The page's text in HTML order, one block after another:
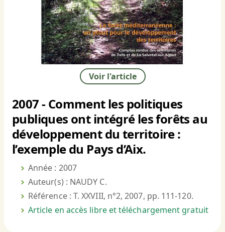
Voir l'article
2007 - Comment les politiques
publiques ont intégré les forêts au
développement du territoire :
l’exemple du Pays d’Aix.
Année : 2007
Auteur(s) : NAUDY C.
Référence : T. XXVIII, n°2, 2007, pp. 111-120.
Article en accès libre et téléchargement gratuit